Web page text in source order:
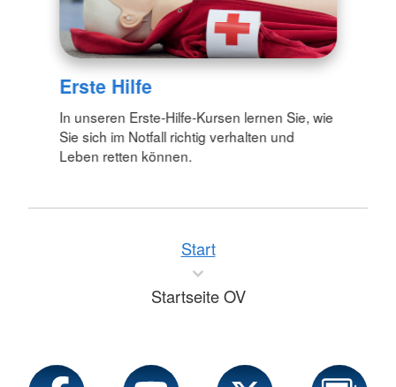
Erste Hilfe
In unseren Erste-Hilfe-Kursen lernen Sie, wie
Sie sich im Notfall richtig verhalten und
Leben retten können.
Start
Startseite OV